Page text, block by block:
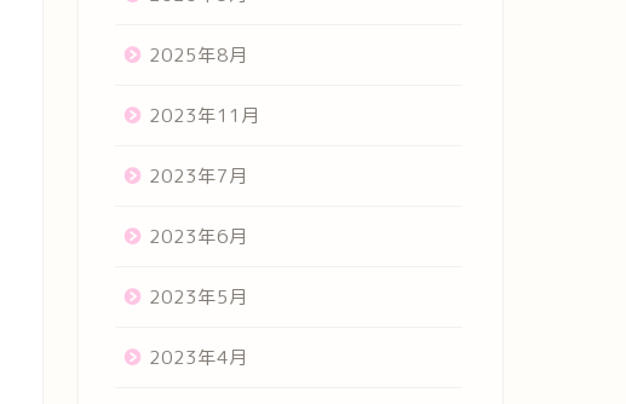
2025年8月
2023年11月
2023年7月
2023年6月
2023年5月
2023年4月